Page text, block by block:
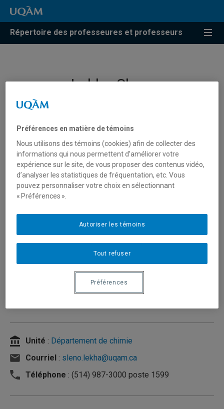
Répertoire des professeures et professeurs
Lekha Sleno
Unité : Département de chimie
Courriel : sleno.lekha@uqam.ca
Téléphone : (514) 987-3000 poste 1599
Préférences en matière de témoins
Nous utilisons des témoins (cookies) afin de collecter des
informations qui nous permettent d’améliorer votre
expérience sur le site, de vous proposer des contenus vidéo,
d’analyser les statistiques de fréquentation, etc. Vous
pouvez personnaliser votre choix en sélectionnant
« Préférences ».
Tout refuser
Autoriser les témoins
Préférences